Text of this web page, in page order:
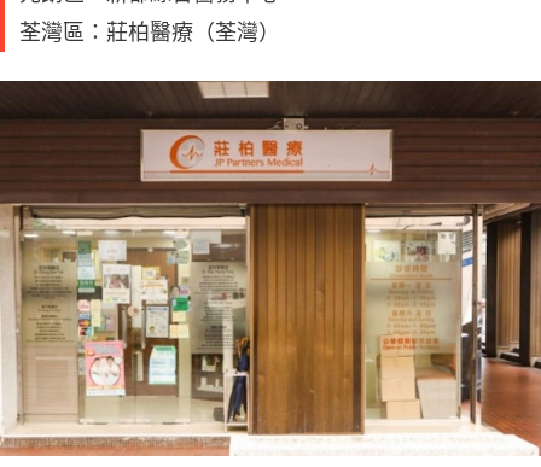
荃灣區：莊柏醫療（荃灣）